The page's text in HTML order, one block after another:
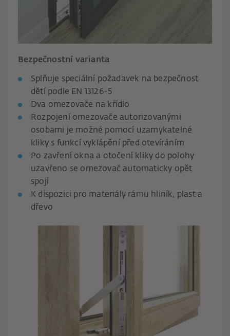
Bezpečnostní varianta
Splňuje speciální požadavek na bezpečnost
dětí podle EN 13126-5
Dva omezovače na křídlo
Rozpojení omezovače autorizovanými
osobami je možné pomocí uzamykatelné
kliky s funkcí vyklápění před otevíráním
Po zavření okna a otočení kliky do polohy
uzavřeno se omezovač automaticky opět
spojí
K dispozici pro materiály rámu hliník, plast a
dřevo